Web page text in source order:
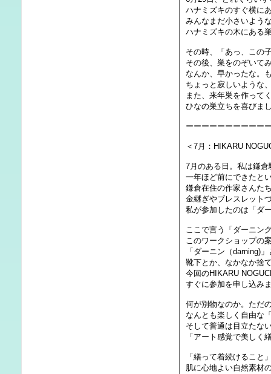
ハナミズキのすぐ横に
みんなまだ小さいよう
ハナミズキの木にある
その時、「あっ、この
その後、巣をのぞいて
なんか、早かったな。
ちょっと寂しいような
また、来年巣を作って
ひなの巣立ちを喜びま
ーーーーーーーーーー
＜7月：HIKARU
7月のある日。私は鎌
一年ほど前にできたと
鎌倉在住の作家さんた
金継ぎやブレスレット
私が参加したのは「ダ
ここで言う「ダーニン
このワークショップの
「ダーニン（darning)
靴下とか、なかなか捨
今回のHIKARU
すぐに参加を申し込み
何が別物なのか。ただ
なんとも楽しく自由な
そして普通は目立たな
「アート感覚で美しく
「繕って着続けること
肌に心地よい自然素材